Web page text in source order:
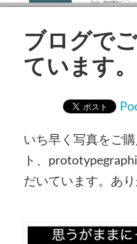
ブログで
ています。
いち早く写真をご
ト、
だいています。あ